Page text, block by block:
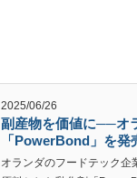
2025/06/26
副産物を価値に──オ
「PowerBond」を発
オランダのフードテック